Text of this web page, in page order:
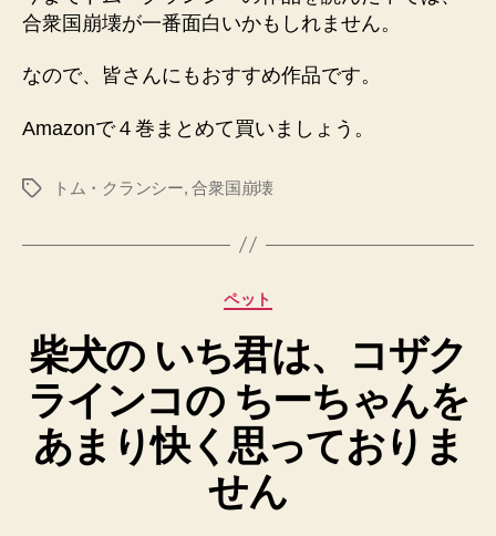
合衆国崩壊が一番面白いかもしれません。
なので、皆さんにもおすすめ作品です。
Amazonで４巻まとめて買いましょう。
タ
トム・クランシー,合衆国崩壊
カ
ゴ
リ
ー
ペット
柴犬の いち君は、コザク
ラインコの ちーちゃんを
あまり快く思っておりま
せん